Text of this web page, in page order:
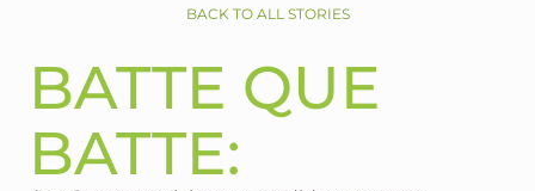
BACK TO ALL STORIES
BATTE QUE
BATTE: